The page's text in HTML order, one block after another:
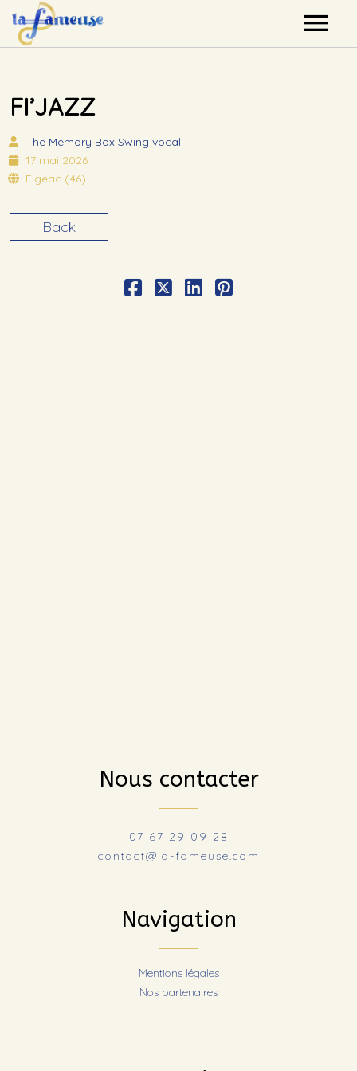
Label
FI’JAZZ
The Memory Box Swing vocal
17 mai 2026
Figeac (46)
Back
Nous contacter
07 67 29 09 28
contact@la-fameuse.com
Navigation
Mentions légales
Nos partenaires